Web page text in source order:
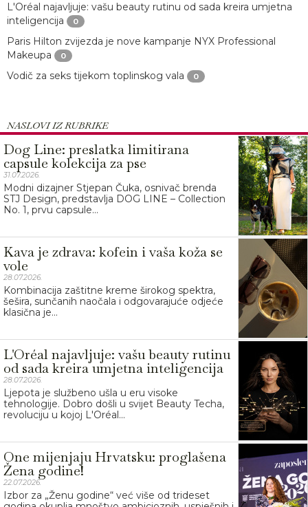
L'Oréal najavljuje: vašu beauty rutinu od sada kreira umjetna
inteligencija
0
Paris Hilton zvijezda je nove kampanje NYX Professional
Makeupa
0
Vodič za seks tijekom toplinskog vala 0
NASLOVI IZ RUBRIKE
Dog Line: preslatka limitirana
capsule kolekcija za pse
31.07.2026.
Modni dizajner Stjepan Čuka, osnivač brenda
STJ Design, predstavlja DOG LINE – Collection
No. 1, prvu capsule...
Kava je zdrava: kofein i vaša koža se
vole
28.07.2026.
Kombinacija zaštitne kreme širokog spektra,
šešira, sunčanih naočala i odgovarajuće odjeće
klasična je...
L'Oréal najavljuje: vašu beauty rutinu
od sada kreira umjetna inteligencija
28.07.2026.
Ljepota je službeno ušla u eru visoke
tehnologije. Dobro došli u svijet Beauty Techa,
revoluciju u kojoj L'Oréal...
One mijenjaju Hrvatsku: proglašena
Žena godine!
22.07.2026.
Izbor za „Ženu godine“ već više od trideset